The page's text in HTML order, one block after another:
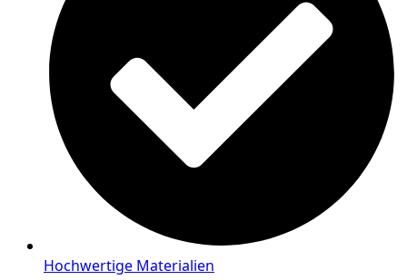
Hochwertige Materialien